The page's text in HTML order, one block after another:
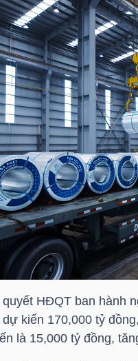
HĐQT ban hành
kiến 170,000 tỷ
là 15,000 tỷ đồng,